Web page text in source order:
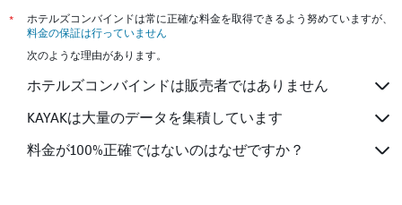
*
ホテルズコンバインドは常に正確な料金を取得できるよう努めていますが、
料金の保証は行っていません
次のような理由があります。
ホテルズコンバインドは販売者ではありません
KAYAKは大量のデータを集積しています
料金が100%正確ではないのはなぜですか？